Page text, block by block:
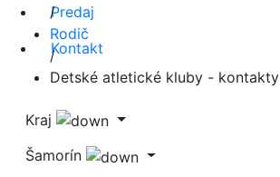
Predaj
Kontakt
/
Rodič
/
Detské atletické kluby - kontakty
Kraj
Šamorín